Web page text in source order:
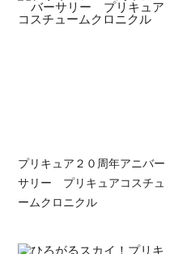
プリキュア２０周年アニバー
サリー プリキュアコスチュ
ームクロニクル